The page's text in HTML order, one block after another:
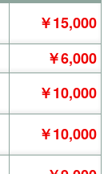
￥15,000
￥6,000
￥10,000
￥10,000